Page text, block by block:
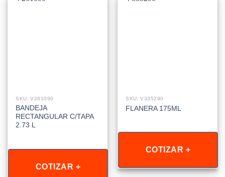
SKU: V261090
BANDEJA
RECTANGULAR C/TAPA
2.73 L
COTIZAR +
SKU: V335290
FLANERA 175ML
COTIZAR +